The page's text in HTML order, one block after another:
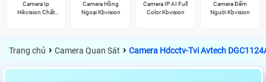
Camera Ip
Hikvision Chất
Camera Hồng
Ngoại Kbvision
Camera IP AI Full
Color Kbvision
Camera Đếm
Người Kbvision
Trang chủ › Camera Quan Sát › Camera Hdcctv-Tvi Avtech